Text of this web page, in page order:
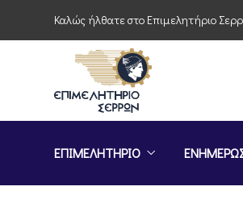
Καλώς ήλθατε στο Επιμελητήριο
ΕΠΙΜΕΛΗΤΗΡΙΟ